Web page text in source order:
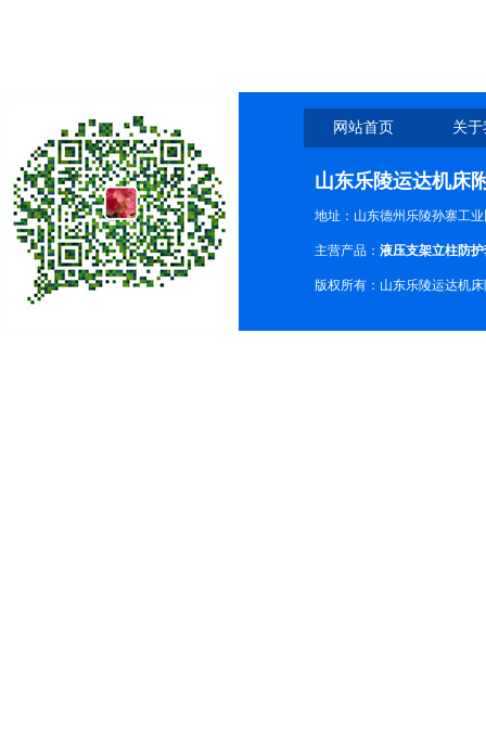
网站首页 关
山东乐陵运达机床
地址：山东德州乐陵孙寨工
主营产品： 液压支架立柱防
版权所有：山东乐陵运达机